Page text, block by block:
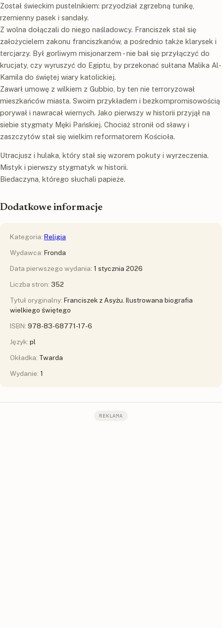
Został świeckim pustelnikiem: przyodział zgrzebną tunikę,
rzemienny pasek i sandały.
Z wolna dołączali do niego naśladowcy. Franciszek stał się
założycielem zakonu franciszkanów, a pośrednio także klarysek i
tercjarzy. Był gorliwym misjonarzem - nie bał się przyłączyć do
krucjaty, czy wyruszyć do Egiptu, by przekonać sułtana Malika Al-
Kamila do świętej wiary katolickiej.
Zawarł umowę z wilkiem z Gubbio, by ten nie terroryzował
mieszkańców miasta. Swoim przykładem i bezkompromisowością
porywał i nawracał wiernych. Jako pierwszy w historii przyjął na
siebie stygmaty Męki Pańskiej. Chociaż stronił od sławy i
zaszczytów stał się wielkim reformatorem Kościoła.
Utracjusz i hulaka, który stał się wzorem pokuty i wyrzeczenia.
Mistyk i pierwszy stygmatyk w historii.
Biedaczyna, którego słuchali papieże.
Dodatkowe informacje
Kategoria: Religia
Wydawca: Fronda
Data pierwszego wydania: 1 stycznia 2026
Liczba stron: 352
Tytuł oryginalny: Franciszek z Asyżu. Ilustrowana biografia
wielkiego świętego
ISBN: 978-83-68771-17-6
Język: pl
Okładka: Twarda
Wydanie: 1
REKLAMA